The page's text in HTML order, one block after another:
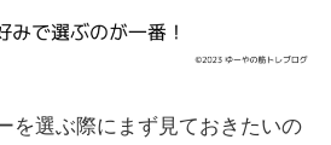
を選ぶ際にまず見ておきたいの